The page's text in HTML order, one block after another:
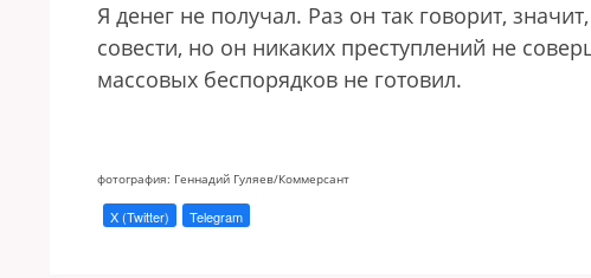
Я денег не получал. Раз он так говорит,
совести, но он никаких преступлений не
массовых беспорядков не готовил.
фотография: Геннадий Гуляев/Коммерсант
X (Twitter) Telegram